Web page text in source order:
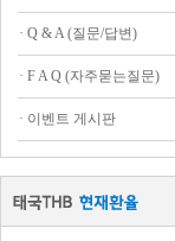
· Q & A (질문/답변)
· F A Q (자주묻는질문)
· 이벤트 게시판